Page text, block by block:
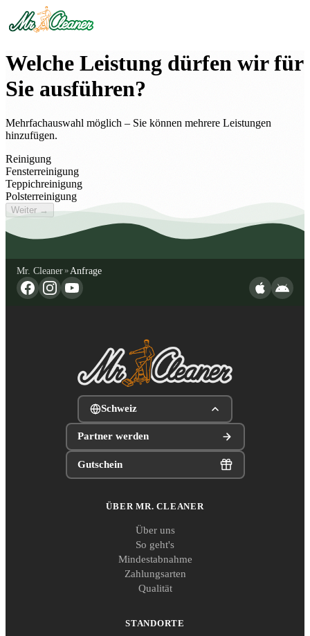
Welche Leistung dürfen wir für
Sie ausführen?
Mehrfachauswahl möglich – Sie können mehrere Leistungen
hinzufügen.
Reinigung
Fensterreinigung
Teppichreinigung
Polsterreinigung
Weiter →
Mr. Cleaner» Anfrage
Schweiz
Partner werden
Gutschein
ÜBER MR. CLEANER
Über uns
So geht's
Mindestabnahme
Zahlungsarten
Qualität
STANDORTE